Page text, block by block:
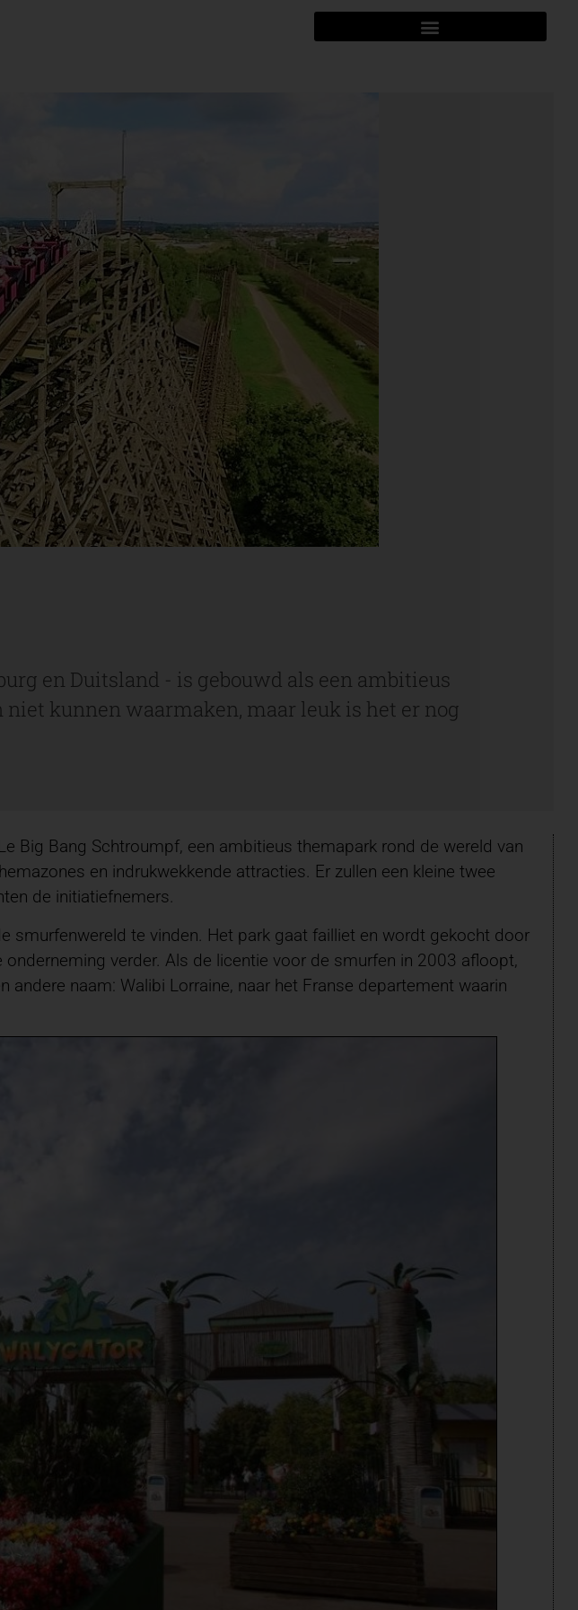
en Duitsland - is gebouwd als een ambitieus
kunnen waarmaken, maar leuk is het er nog
Big Bang Schtroumpf, een ambitieus themapark rond de wereld van
en indrukwekkende attracties. Er zullen een kleine twee
de initiatiefnemers.
te vinden. Het park gaat failliet en wordt gekocht door
verder. Als de licentie voor de smurfen in 2003 afloopt,
naam: Walibi Lorraine, naar het Franse departement waarin